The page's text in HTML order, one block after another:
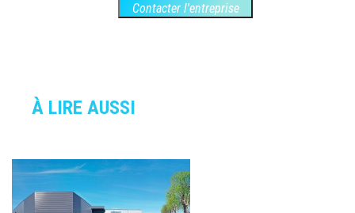
Contacter l'entreprise
À LIRE AUSSI